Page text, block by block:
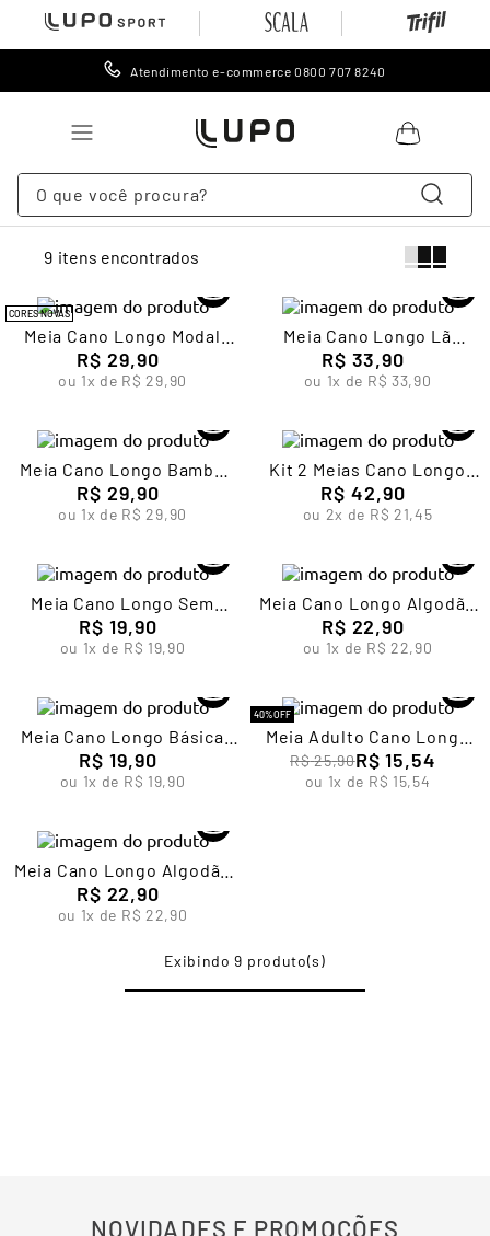
Atendimento e-commerce 0800 707 8240
O que você procura?
9
CORES NOVAS
Meia Cano Longo Modal
Masculina Lupo
R$ 29,90
ou 1x de R$ 29,90
Meia Cano Longo Lã
Masculina Lupo
R$ 33,90
ou 1x de R$ 33,90
Meia Cano Longo Bambu
Unissex Lupo
R$ 29,90
ou 1x de R$ 29,90
Kit 2 Meias Cano Longo
Algodão Masculina Lupo
R$ 42,90
ou 2x de R$ 21,45
Meia Cano Longo Sem
Punho Masculina Lupo
R$ 19,90
ou 1x de R$ 19,90
Meia Cano Longo Algodão
Masculina Lupo
R$ 22,90
ou 1x de R$ 22,90
Meia Cano Longo Básica
Unissex Lupo
R$ 19,90
ou 1x de R$ 19,90
40%OFF
Meia Adulto Cano Longo
Microfibra Lisa Lupo LD
R$ 25,90R$ 15,54
ou 1x de R$ 15,54
Meia Cano Longo Algodão
Masculina Lupo
R$ 22,90
ou 1x de R$ 22,90
9
NOVIDADES E PROMOÇÕES
meia
cueca
leggings
meia calça
calcinha
segunda pele
sutiã
meia masculina